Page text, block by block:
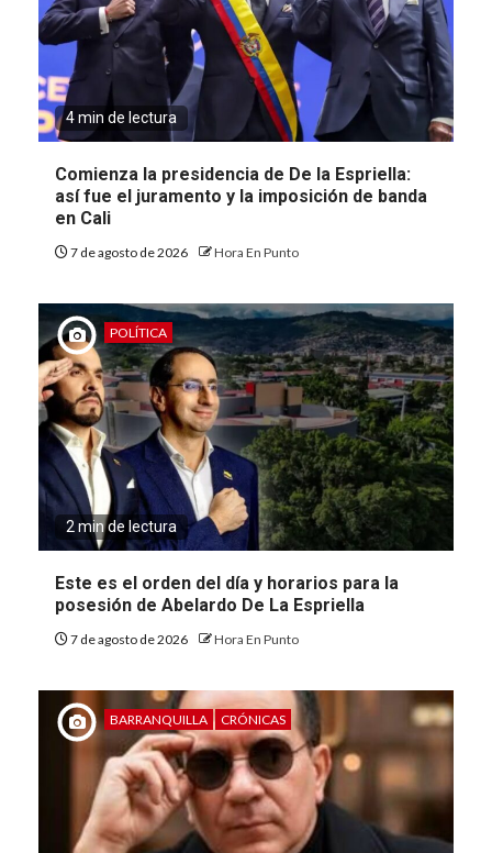
4 min de lectura
Comienza la presidencia de De la Espriella:
así fue el juramento y la imposición de banda
en Cali
7 de agosto de 2026 Hora En Punto
POLÍTICA
2 min de lectura
Este es el orden del día y horarios para la
posesión de Abelardo De La Espriella
7 de agosto de 2026 Hora En Punto
BARRANQUILLA CRÓNICAS